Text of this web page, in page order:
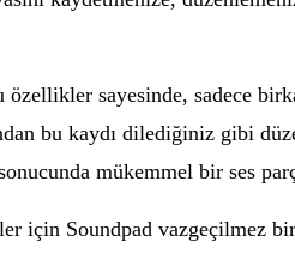
özellikler sayesinde, sadece
bu kaydı dilediğiniz gibi
mükemmel bir ses
için Soundpad vazgeçilmez